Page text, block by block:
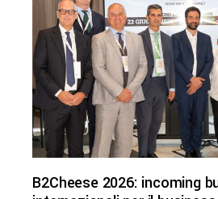
B2Cheese 2026: incoming